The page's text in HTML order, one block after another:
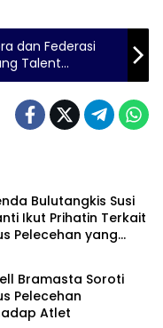
dan Federasi
Talent
Bulutangkis Susi
Ikut Prihatin Terkait
Pelecehan yang
Bramasta Soroti
Pelecehan
Atlet